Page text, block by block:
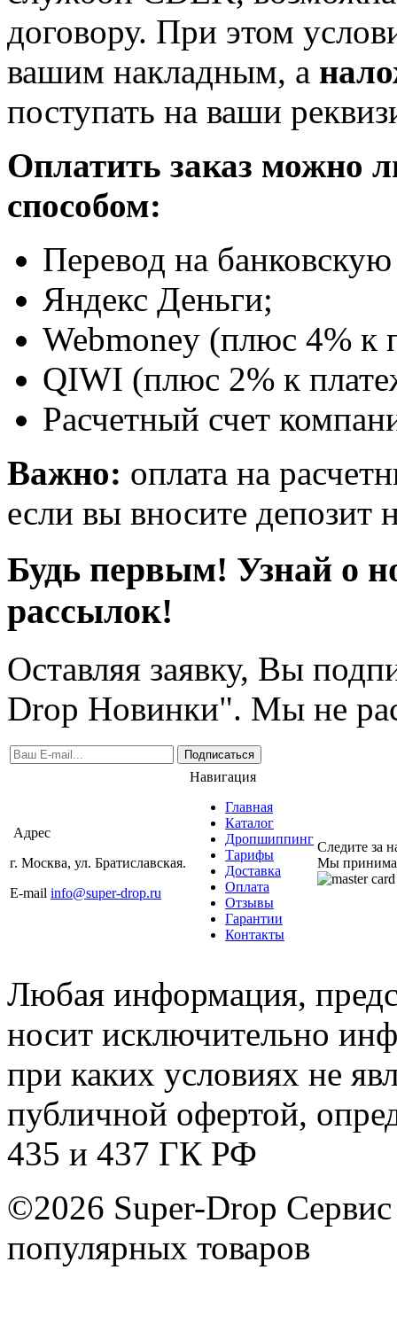
договору. При этом
вашим накладным, а
поступать на ваши
Оплатить заказ можно
способом:
Перевод на
Яндекс Деньги;
Webmoney (плюс 4% к
QIWI (плюс 2% к
Расчетный счет
Важно: оплата на
если вы вносите депозит
Будь первым! Узнай о
рассылок!
Оставляя заявку, Вы
Drop Новинки". Мы не
Подписаться
Адрес
г. Москва, ул. Братиславская.
E-mail info@super-drop.ru
Навигация
Главная
Каталог
Дропшиппинг
Тарифы
Доставка
Оплата
Отзывы
Гарантии
Контакты
Следите за
Мы
Любая информация,
носит исключительно
при каких условиях не
публичной офертой,
435 и 437 ГК РФ
©2026 Super-Drop
популярных товаров